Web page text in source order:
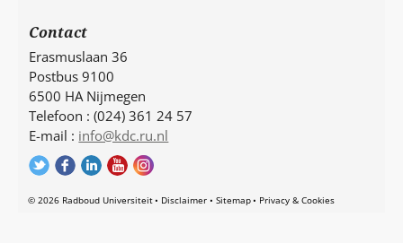
Contact
Erasmuslaan 36
Postbus 9100
6500 HA Nijmegen
Telefoon : (024) 361 24 57
E-mail : info@kdc.ru.nl
© 2026 Radboud Universiteit Disclaimer Sitemap Privacy & Cookies